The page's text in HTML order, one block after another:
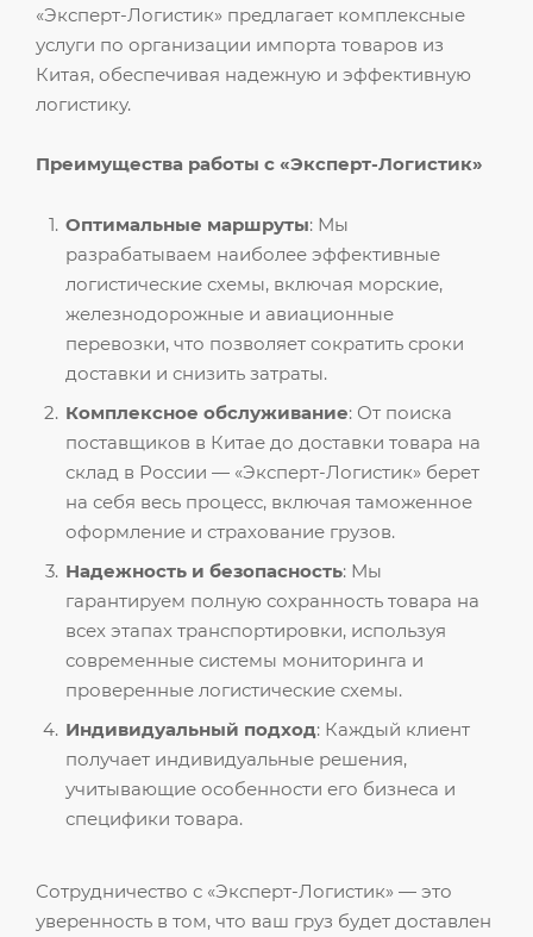
«Эксперт-Логистик» предлагает комплексные
услуги по организации импорта товаров из
Китая, обеспечивая надежную и эффективную
логистику.
Преимущества работы с «Эксперт-Логистик»
Оптимальные маршруты: Мы
разрабатываем наиболее эффективные
логистические схемы, включая морские,
железнодорожные и авиационные
перевозки, что позволяет сократить сроки
доставки и снизить затраты.
Комплексное обслуживание: От поиска
поставщиков в Китае до доставки товара на
склад в России — «Эксперт-Логистик» берет
на себя весь процесс, включая таможенное
оформление и страхование грузов.
Надежность и безопасность: Мы
гарантируем полную сохранность товара на
всех этапах транспортировки, используя
современные системы мониторинга и
проверенные логистические схемы.
Индивидуальный подход: Каждый клиент
получает индивидуальные решения,
учитывающие особенности его бизнеса и
специфики товара.
Сотрудничество с «Эксперт-Логистик» — это
уверенность в том, что ваш груз будет доставлен